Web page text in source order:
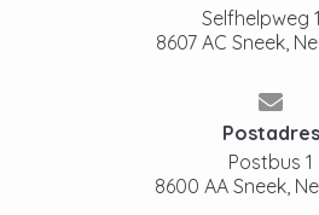
Selfhelpweg
8607 AC Sneek,
Postadres
Postbus 1
8600 AA Sneek,